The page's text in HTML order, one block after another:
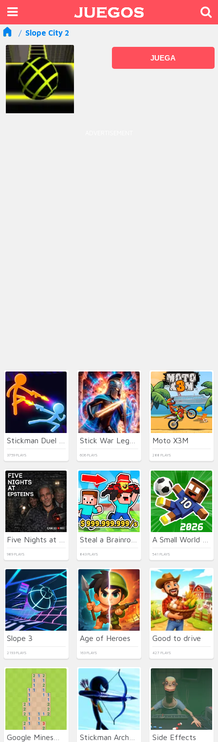
Slope City 2
JUEGA
3759 PLAYS 606 PLAYS
Moto X3M
288 PLAYS
989 PLAYS 843 PLAYS 541 PLAYS
Slope 3
2193 PLAYS
Age of Heroes
163 PLAYS
Good to drive
427 PLAYS
Side Effects